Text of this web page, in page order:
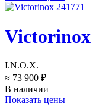
Victorinox
I.N.O.X.
≈ 73 900 ₽
В наличии
Показать цены